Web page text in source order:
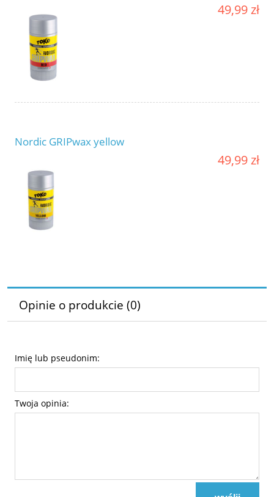
49,99 zł
Nordic GRIPwax yellow
49,99 zł
Opinie o produkcie (0)
Imię lub pseudonim:
Twoja opinia: